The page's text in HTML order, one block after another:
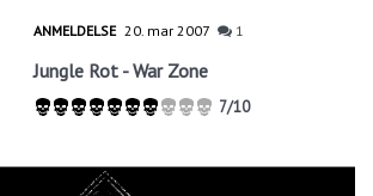
ANMELDELSE 20. mar 2007 1
Jungle Rot - War Zone
7/10